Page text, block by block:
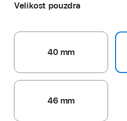
Velikost pouzdra
40 mm
46 mm